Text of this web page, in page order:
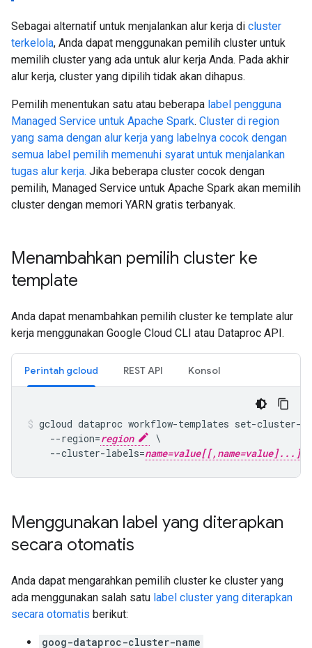
Sebagai alternatif untuk menjalankan alur kerja di cluster
terkelola, Anda dapat menggunakan pemilih cluster untuk
memilih cluster yang ada untuk alur kerja Anda. Pada akhir
alur kerja, cluster yang dipilih tidak akan dihapus.
Pemilih menentukan satu atau beberapa label pengguna
Managed Service untuk Apache Spark. Cluster di region
yang sama dengan alur kerja yang labelnya cocok dengan
semua label pemilih memenuhi syarat untuk menjalankan
tugas alur kerja. Jika beberapa cluster cocok dengan
pemilih, Managed Service untuk Apache Spark akan memilih
cluster dengan memori YARN gratis terbanyak.
Menambahkan pemilih cluster ke
template
Anda dapat menambahkan pemilih cluster ke template alur
kerja menggunakan Google Cloud CLI atau Dataproc API.
Perintah gcloud REST API Konsol
gcloud dataproc workflow-templates set-cluster-
--region=region
\
--cluster-labels=name=value[[,name=value]...]
Menggunakan label yang diterapkan
secara otomatis
Anda dapat mengarahkan pemilih cluster ke cluster yang
ada menggunakan salah satu label cluster yang diterapkan
secara otomatis berikut:
goog-dataproc-cluster-name